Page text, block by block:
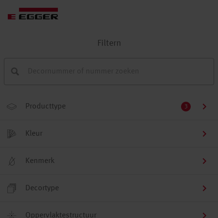
Filtern
Producttype 3
Kleur
Kenmerk
Decortype
Oppervlaktestructuur